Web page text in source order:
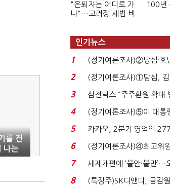
를 건
나는
"은퇴자는 어디로 가
나"…고려장 세법 비
100년
인기뉴스
1
(정기여론조사)②당심·호
청래 '초접전'...
2
(정기여론조사)①당심, 김
'초접전'…대통령 ...
3
삼전닉스 “주주환원 확대
로이터에 성명...
4
(정기여론조사)⑤이 대통
7%…일주일 만에 ...
5
카카오, 2분기 영업익
비 36% 증가...
6
(정기여론조사)④최고위
원 '양강'…서미...
7
세제개편에 ‘불안·불만’…
세 구하기 더 ...
8
(특징주)SK디앤디, 금감